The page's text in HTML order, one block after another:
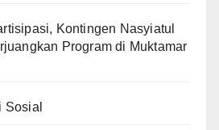
Kontingen Nasyiatul
Program di Muktamar
Sosial